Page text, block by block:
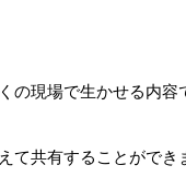
の現場で生かせる内容
共有することができ